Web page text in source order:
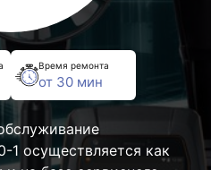
Время ремонта
от 30 мин
1 осуществляется как